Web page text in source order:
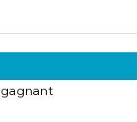
gagnant